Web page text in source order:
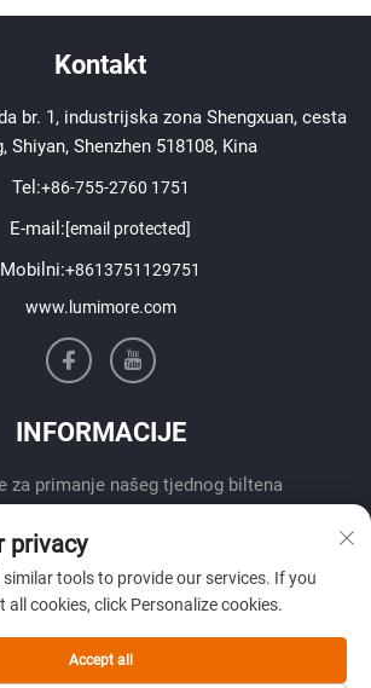
Kontakt
br. 1, industrijska zona Shengxuan, cesta
Shiyan, Shenzhen 518108, Kina
Tel:+86-755-2760 1751
E-mail:[email protected]
Mobilni:+8613751129751
www.lumimore.com
INFORMACIJE
za primanje našeg tjednog biltena
privacy
similar tools to provide our services. If you
cookies, click Personalize cookies.
Accept all